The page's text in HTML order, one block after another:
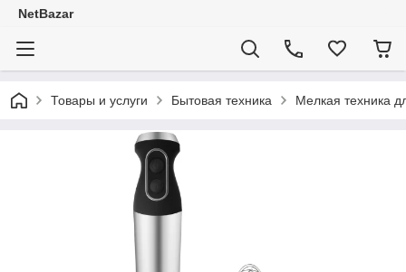
NetBazar
Товары и услуги Бытовая техника Мелкая техника